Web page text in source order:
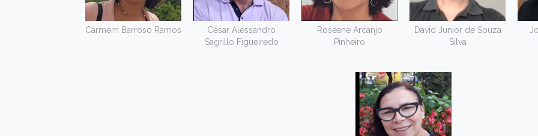
Carmem Barroso Ramos
César Alessandro
Sagrillo Figueiredo
Roseane Arcanjo
Pinheiro
David Junior de Souza
Silva